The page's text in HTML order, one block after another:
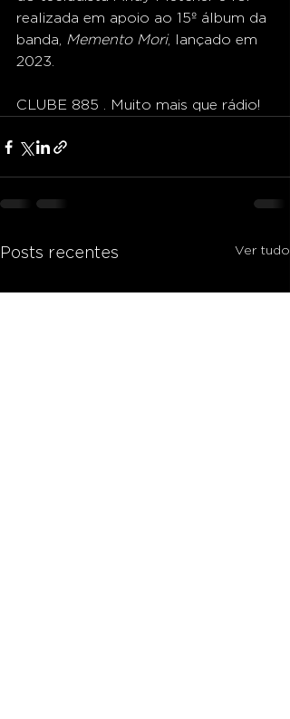
realizada em apoio ao 15º álbum da
banda,
Memento Mori, lançado em
2023.
CLUBE 885 . Muito mais que rádio!
Posts recentes Ver tudo